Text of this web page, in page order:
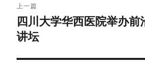
章
导
航
上一篇
上
篇
章：
四川大学华西医院举办前
讲坛